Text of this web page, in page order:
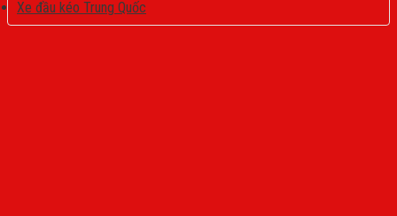
Xe đầu kéo Trung Quốc